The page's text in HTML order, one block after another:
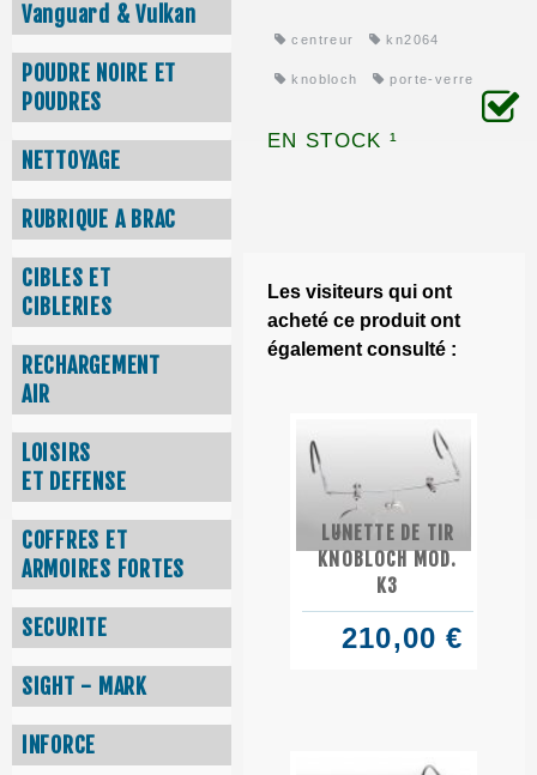
Vanguard & Vulkan
POUDRE NOIRE ET
POUDRES
NETTOYAGE
RUBRIQUE A BRAC
CIBLES ET
CIBLERIES
RECHARGEMENT
AIR
LOISIRS
ET DEFENSE
COFFRES ET
ARMOIRES FORTES
SECURITE
SIGHT - MARK
INFORCE
centreur kn2064
knobloch porte-verre
EN STOCK ¹
Les visiteurs qui ont
acheté ce produit ont
également consulté :
LUNETTE DE TIR
KNOBLOCH MOD.
K3
210,00 €